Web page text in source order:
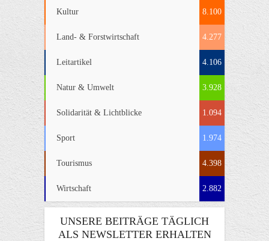
Kultur 8.100
Land- & Forstwirtschaft 4.277
Leitartikel 4.106
Natur & Umwelt 3.928
Solidarität & Lichtblicke 1.094
Sport 1.974
Tourismus 4.398
Wirtschaft 2.882
UNSERE BEITRÄGE TÄGLICH
ALS NEWSLETTER ERHALTEN